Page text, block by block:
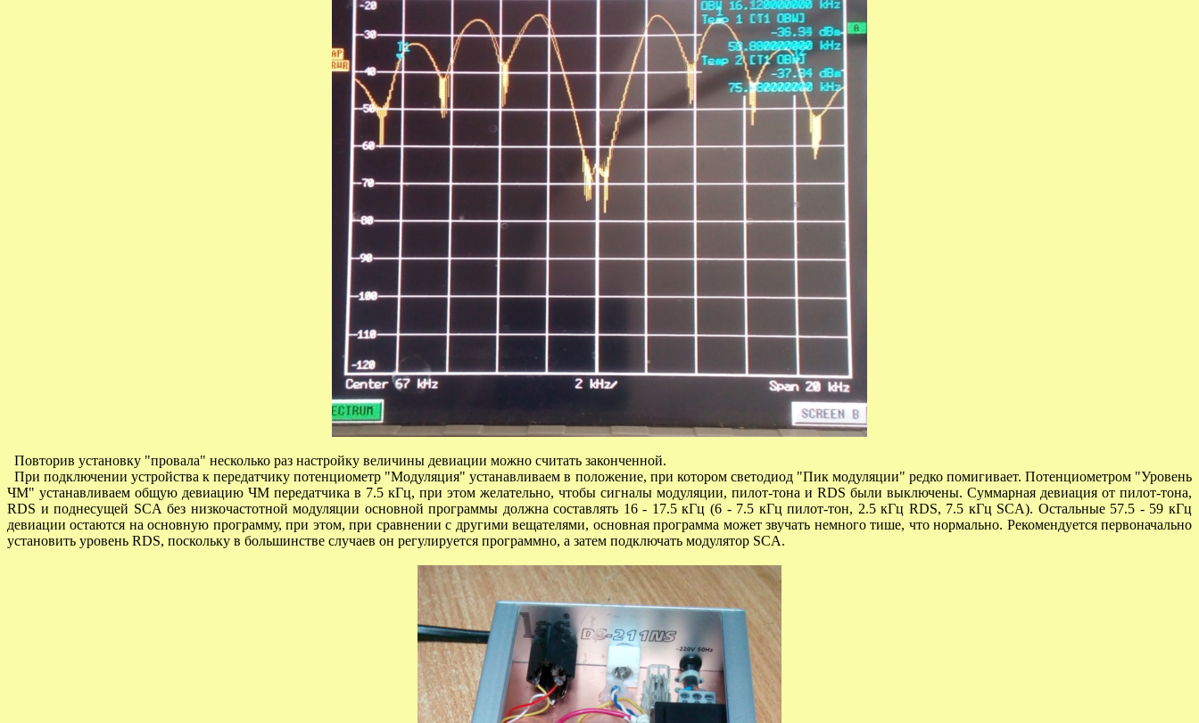
Повторив установку "провала" несколько раз настройку величины девиации можно считать законченной.
При подключении устройства к передатчику потенциометр "Модуляция" устанавливаем в положение, при котором светодиод "Пик модуляции" редко помигивает. Потенциометром "Уровень
ЧМ" устанавливаем общую девиацию ЧМ передатчика в 7.5 кГц, при этом желательно, чтобы сигналы модуляции, пилот-тона и RDS были выключены. Суммарная девиация от пилот-тона,
RDS и поднесущей SCA без низкочастотной модуляции основной программы должна составлять 16 - 17.5 кГц (6 - 7.5 кГц пилот-тон, 2.5 кГц RDS, 7.5 кГц SCA). Остальные 57.5 - 59 кГц
девиации остаются на основную программу, при этом, при сравнении с другими вещателями, основная программа может звучать немного тише, что нормально. Рекомендуется первоначально
установить уровень RDS, поскольку в большинстве случаев он регулируется программно, а затем подключать модулятор SCA.